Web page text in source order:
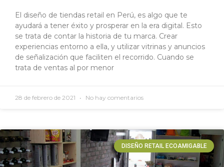
El diseño de tiendas retail en Perú, es algo que te
ayudará a tener éxito y prosperar en la era digital. Esto
se trata de contar la historia de tu marca. Crear
experiencias entorno a ella, y utilizar vitrinas y anuncios
de señalización que faciliten el recorrido. Cuando se
trata de ventas al por menor
28 de febrero de 2021 No hay comentarios
DISEÑO RETAIL ECOAMIGABLE